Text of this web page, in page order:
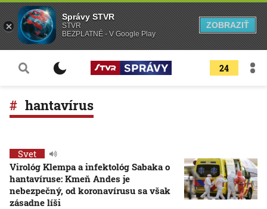
24
hantavírus
Svet
Virológ Klempa a infektológ Sabaka o
hantavíruse: Kmeň Andes je
nebezpečný, od koronavírusu sa však
zásadne líši
Správy STVR
STVR
BEZPLATNÉ - V Google Play
ZOBRAZIŤ